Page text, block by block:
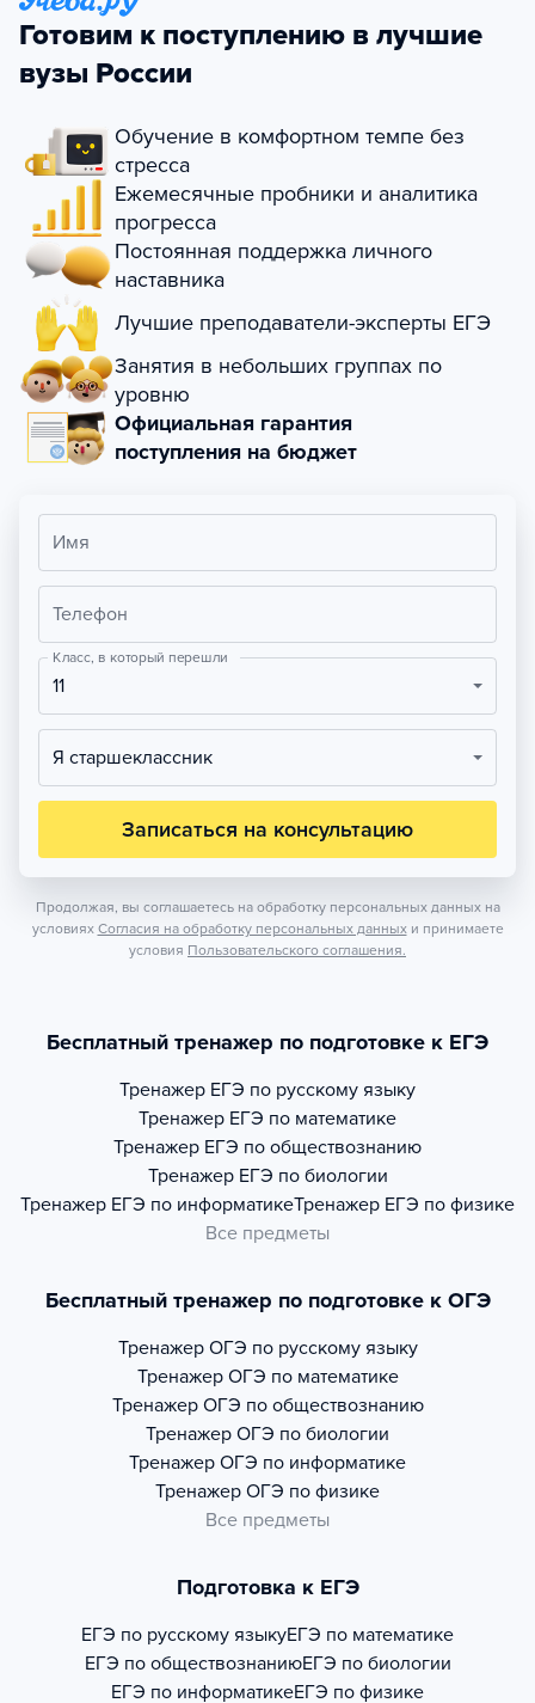
Готовим к поступлению в лучшие
вузы России
Обучение в комфортном темпе без
стресса
Ежемесячные пробники и аналитика
прогресса
Постоянная поддержка личного
наставника
Лучшие преподаватели-эксперты ЕГЭ
Занятия в небольших группах по
уровню
Официальная гарантия
поступления на бюджет
Имя
Телефон
Класс, в который перешли
11
Я старшеклассник
Записаться на консультацию
Продолжая, вы соглашаетесь на обработку персональных данных на
условиях Согласия на обработку персональных данных и принимаете
условия Пользовательского соглашения.
Бесплатный тренажер по подготовке к ЕГЭ
Тренажер ЕГЭ по русскому языку
Тренажер ЕГЭ по математике
Тренажер ЕГЭ по обществознанию
Тренажер ЕГЭ по биологии
Тренажер ЕГЭ по информатикеТренажер ЕГЭ по физике
Все предметы
Бесплатный тренажер по подготовке к ОГЭ
Тренажер ОГЭ по русскому языку
Тренажер ОГЭ по математике
Тренажер ОГЭ по обществознанию
Тренажер ОГЭ по биологии
Тренажер ОГЭ по информатике
Тренажер ОГЭ по физике
Все предметы
Подготовка к ЕГЭ
ЕГЭ по русскому языкуЕГЭ по математике
ЕГЭ по обществознаниюЕГЭ по биологии
ЕГЭ по информатикеЕГЭ по физике